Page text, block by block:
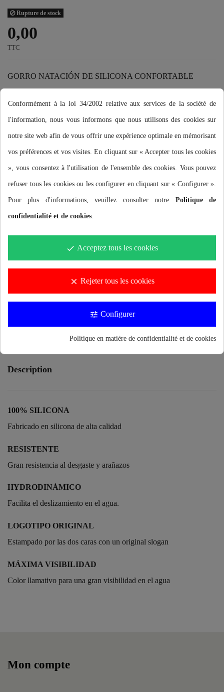
Rupture de stock
0,00
TTC
GORRO NATACIÓN DE SILICONA CONFORTABLE
Ajouter au panier
Description
100% SILICONA
Fabricado en silicona de alta calidad
RESISTENTE
Gran resistencia al desgaste y arañazos
HYDRODINÁMICO
Facilita el deslizamiento en el agua.
LOGOTIPO ORIGINAL
Estampado por las dos caras con un original slogan
MÁXIMA VISIBILIDAD
Color llamativo para una gran visibilidad en el agua
Mon compte
Conformément à la loi 34/2002 relative aux services de la société de
l'information, nous vous informons que nous utilisons des cookies sur
notre site web afin de vous offrir une expérience optimale en mémorisant
vos préférences et vos visites. En cliquant sur « Accepter tous les cookies
», vous consentez à l'utilisation de l'ensemble des cookies. Vous pouvez
refuser tous les cookies ou les configurer en cliquant sur « Configurer ».
Pour plus d'informations, veuillez consulter notre Politique de
confidentialité et de cookies.
done Acceptez tous les cookies
clear Rejeter tous les cookies
tune Configurer
Politique en matière de confidentialité et de cookies